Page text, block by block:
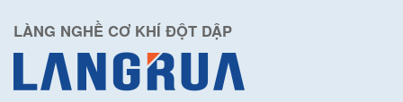
LÀNG NGHỀ CƠ KHÍ ĐỘT DẬP